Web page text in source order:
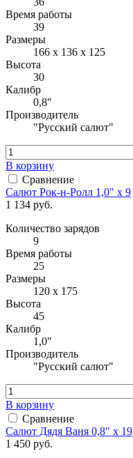
Время работы
39
Размеры
166 х 136 х 125
Высота
30
Калибр
0,8"
Производитель
"Русский салют"
В корзину
Сравнение
Салют Рок-н-Ролл 1,0" х 9
1 134 руб.
Количество зарядов
9
Время работы
25
Размеры
120 х 175
Высота
45
Калибр
1,0"
Производитель
"Русский салют"
В корзину
Сравнение
Салют Дядя Ваня 0,8" х 19
1 450 руб.